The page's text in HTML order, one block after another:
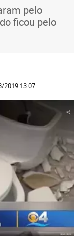
pelo
ficou pelo
2019 13:07